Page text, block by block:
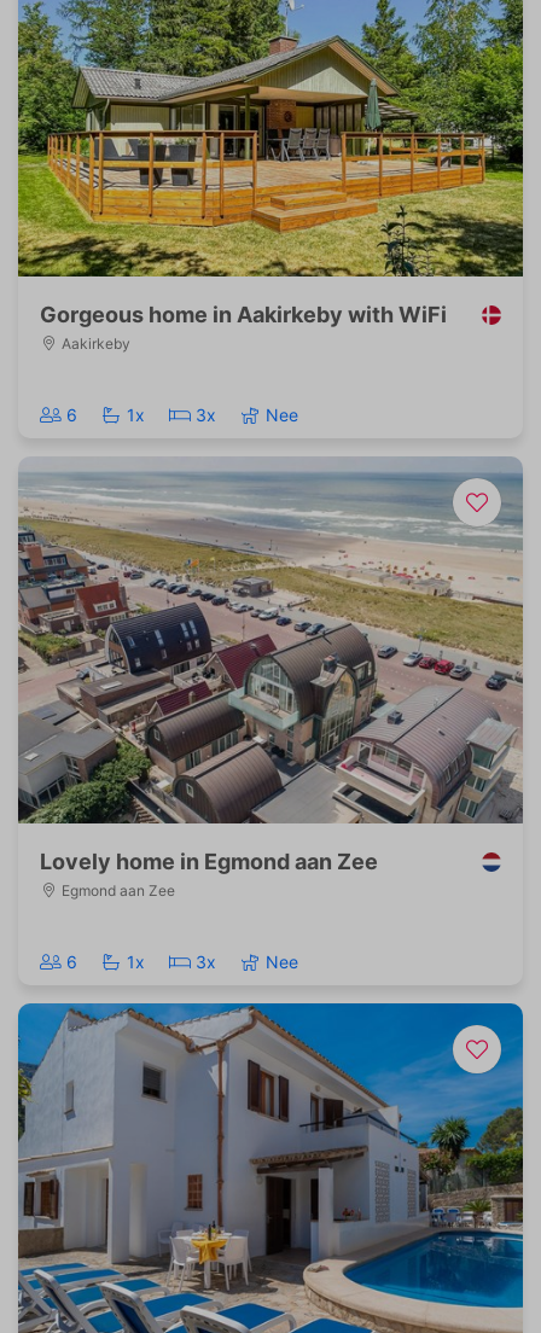
Gorgeous home in Aakirkeby with WiFi
Aakirkeby
6 1x 3x Nee
Lovely home in Egmond aan Zee
Egmond aan Zee
6 1x 3x Nee